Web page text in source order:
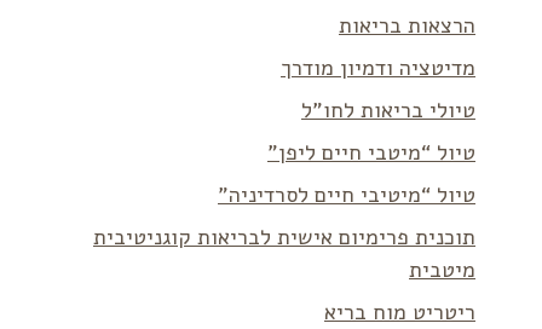
הרצאות בריאות
מדיטציה ודמיון מודרך
טיולי בריאות לחו”ל
טיול “מיטבי חיים ליפן”
טיול “מיטיבי חיים לסרדיניה”
תוכנית פרימיום אישית לבריאות קוגניטיבית
מיטבית
ריטריט מוח בריא